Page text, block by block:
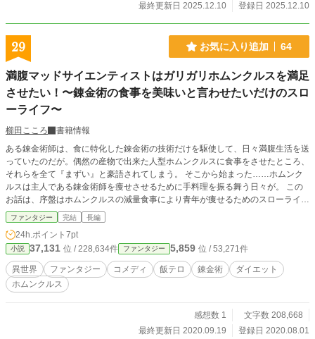
最終更新日 2025.12.10
登録日 2025.12.10
29 お気に入り追加 64
満腹マッドサイエンティストはガリガリホムンクルスを満足
させたい！〜錬金術の食事を美味いと言わせたいだけのスロ
ーライフ〜
櫛田こころ
書籍情報
ある錬金術師は、食に特化した錬金術の技術だけを駆使して、日々満腹生活を送
っていたのだが。偶然の産物で出来た人型ホムンクルスに食事をさせたところ、
それらを全て『まずい』と豪語されてしまう。 そこから始まった……ホムンク
ルスは主人である錬金術師を痩せさせるために手料理を振る舞う日々が。 この
お話は、序盤はホムンクルスの減量食事により青年が痩せるためのスローライフ
から始まる物語である。
ファンタジー 完結 長編
24h.ポイント 7pt
小説 37,131 位 / 228,634件 ファンタジー 5,859 位 / 53,271件
異世界 ファンタジー コメディ 飯テロ 錬金術
ダイエット
ホムンクルス
感想数 1
文字数 208,668
最終更新日 2020.09.19
登録日 2020.08.01